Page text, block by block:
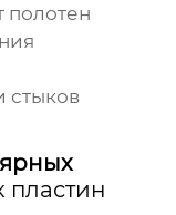
полотен
стыков
пластин